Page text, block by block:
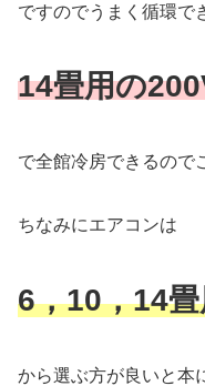
ですのでうまく循環で
14畳用の
で全館冷房できるので
ちなみにエアコンは
6，10，14
から選ぶ方が良いと本